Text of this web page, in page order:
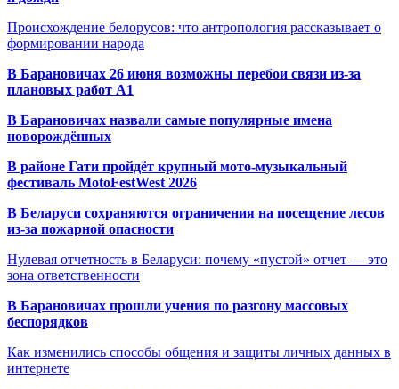
Происхождение белорусов: что антропология рассказывает о
формировании народа
В Барановичах 26 июня возможны перебои связи из-за
плановых работ A1
В Барановичах назвали самые популярные имена
новорождённых
В районе Гати пройдёт крупный мото-музыкальный
фестиваль MotoFestWest 2026
В Беларуси сохраняются ограничения на посещение лесов
из-за пожарной опасности
Нулевая отчетность в Беларуси: почему «пустой» отчет — это
зона ответственности
В Барановичах прошли учения по разгону массовых
беспорядков
Как изменились способы общения и защиты личных данных в
интернете